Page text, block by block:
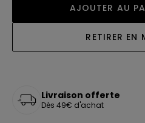
AJOUTER AU
RETIRER EN
Livraison offerte
Dès 49€ d'achat